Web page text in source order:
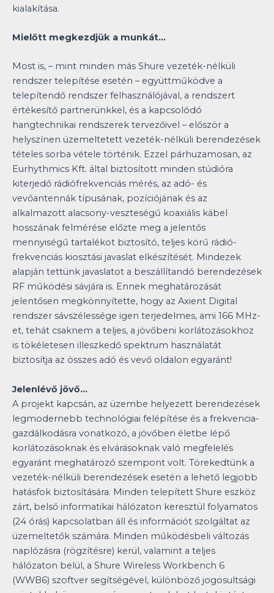
kialakítása.
Mielőtt megkezdjük a munkát…
Most is, – mint minden más Shure vezeték-nélküli
rendszer telepítése esetén – együttműködve a
telepítendő rendszer felhasználójával, a rendszert
értékesítő partnerünkkel, és a kapcsolódó
hangtechnikai rendszerek tervezőivel – először a
helyszínen üzemeltetett vezeték-nélküli berendezések
tételes sorba vétele történik. Ezzel párhuzamosan, az
Eurhythmics Kft. által biztosított minden stúdióra
kiterjedő rádiófrekvenciás mérés, az adó- és
vevőantennák típusának, pozíciójának és az
alkalmazott alacsony-veszteségű koaxiális kábel
hosszának felmérése előzte meg a jelentős
mennyiségű tartalékot biztosító, teljes körű rádió-
frekvenciás kiosztási javaslat elkészítését. Mindezek
alapján tettünk javaslatot a beszállítandó berendezések
RF működési sávjára is. Ennek meghatározását
jelentősen megkönnyítette, hogy az Axient Digital
rendszer sávszélessége igen terjedelmes, ami 166 MHz-
et, tehát csaknem a teljes, a jövőbeni korlátozásokhoz
is tökéletesen illeszkedő spektrum használatát
biztosítja az összes adó és vevő oldalon egyaránt!
Jelenlévő jövő…
A projekt kapcsán, az üzembe helyezett berendezések
legmodernebb technológiai felépítése és a frekvencia-
gazdálkodásra vonatkozó, a jövőben életbe lépő
korlátozásoknak és elvárásoknak való megfelelés
egyaránt meghatározó szempont volt. Törekedtünk a
vezeték-nélküli berendezések esetén a lehető legjobb
hatásfok biztosítására. Minden telepített Shure eszköz
zárt, belső informatikai hálózaton keresztül folyamatos
(24 órás) kapcsolatban áll és információt szolgáltat az
üzemeltetők számára. Minden működésbeli változás
naplózásra (rögzítésre) kerül, valamint a teljes
hálózaton belül, a Shure Wireless Workbench 6
(WWB6) szoftver segítségével, különböző jogosultsági